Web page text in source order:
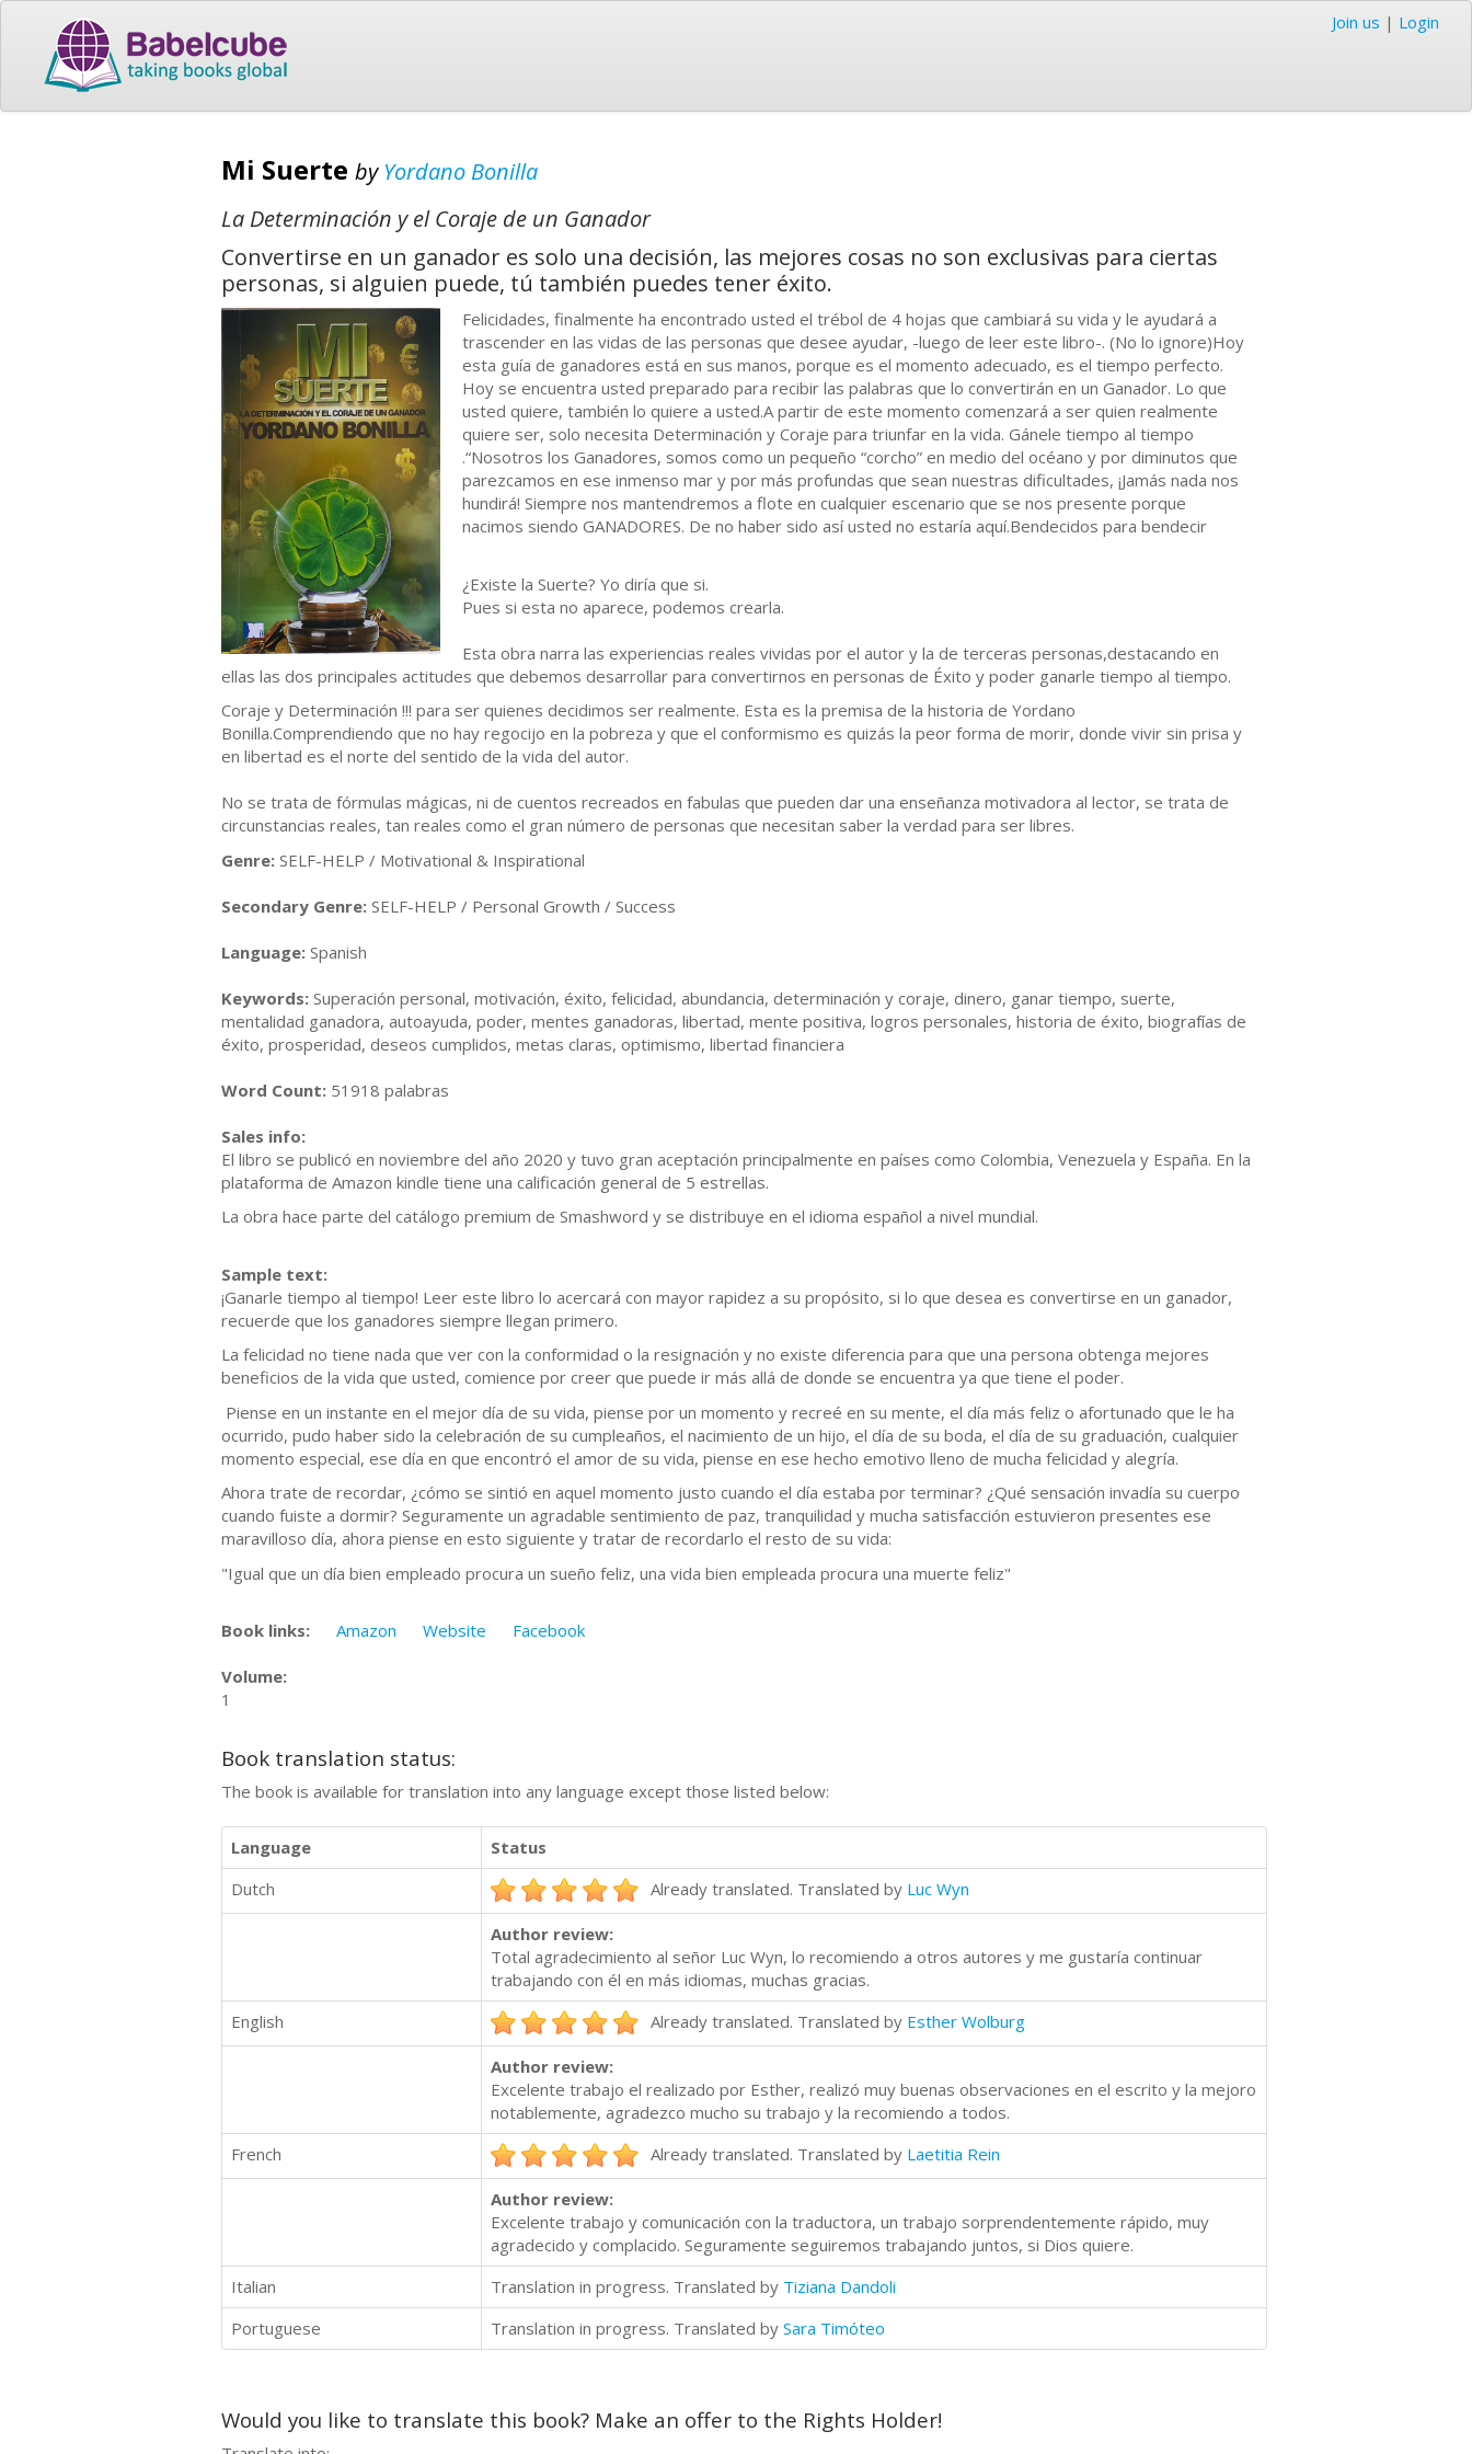
Join us | Login
Mi Suerte by Yordano Bonilla
La Determinación y el Coraje de un Ganador
Convertirse en un ganador es solo una decisión, las mejores cosas no son exclusivas para ciertas
personas, si alguien puede, tú también puedes tener éxito.
Felicidades, finalmente ha encontrado usted el trébol de 4 hojas que cambiará su vida y le ayudará a
trascender en las vidas de las personas que desee ayudar, -luego de leer este libro-. (No lo ignore)Hoy
esta guía de ganadores está en sus manos, porque es el momento adecuado, es el tiempo perfecto.
Hoy se encuentra usted preparado para recibir las palabras que lo convertirán en un Ganador. Lo que
usted quiere, también lo quiere a usted.A partir de este momento comenzará a ser quien realmente
quiere ser, solo necesita Determinación y Coraje para triunfar en la vida. Gánele tiempo al tiempo
.“Nosotros los Ganadores, somos como un pequeño “corcho” en medio del océano y por diminutos que
parezcamos en ese inmenso mar y por más profundas que sean nuestras dificultades, ¡Jamás nada nos
hundirá! Siempre nos mantendremos a flote en cualquier escenario que se nos presente porque
nacimos siendo GANADORES. De no haber sido así usted no estaría aquí.Bendecidos para bendecir
¿Existe la Suerte? Yo diría que si.
Pues si esta no aparece, podemos crearla.
Esta obra narra las experiencias reales vividas por el autor y la de terceras personas,destacando en
ellas las dos principales actitudes que debemos desarrollar para convertirnos en personas de Éxito y poder ganarle tiempo al tiempo.
Coraje y Determinación !!! para ser quienes decidimos ser realmente. Esta es la premisa de la historia de Yordano
Bonilla.Comprendiendo que no hay regocijo en la pobreza y que el conformismo es quizás la peor forma de morir, donde vivir sin prisa y
en libertad es el norte del sentido de la vida del autor.
No se trata de fórmulas mágicas, ni de cuentos recreados en fabulas que pueden dar una enseñanza motivadora al lector, se trata de
circunstancias reales, tan reales como el gran número de personas que necesitan saber la verdad para ser libres.
Genre: SELF-HELP / Motivational & Inspirational
Secondary Genre: SELF-HELP / Personal Growth / Success
Language: Spanish
Keywords: Superación personal, motivación, éxito, felicidad, abundancia, determinación y coraje, dinero, ganar tiempo, suerte,
mentalidad ganadora, autoayuda, poder, mentes ganadoras, libertad, mente positiva, logros personales, historia de éxito, biografías de
éxito, prosperidad, deseos cumplidos, metas claras, optimismo, libertad financiera
Word Count: 51918 palabras
Sales info:
El libro se publicó en noviembre del año 2020 y tuvo gran aceptación principalmente en países como Colombia, Venezuela y España. En la
plataforma de Amazon kindle tiene una calificación general de 5 estrellas.
La obra hace parte del catálogo premium de Smashword y se distribuye en el idioma español a nivel mundial.
Sample text:
¡Ganarle tiempo al tiempo! Leer este libro lo acercará con mayor rapidez a su propósito, si lo que desea es convertirse en un ganador,
recuerde que los ganadores siempre llegan primero.
La felicidad no tiene nada que ver con la conformidad o la resignación y no existe diferencia para que una persona obtenga mejores
beneficios de la vida que usted, comience por creer que puede ir más allá de donde se encuentra ya que tiene el poder.
Piense en un instante en el mejor día de su vida, piense por un momento y recreé en su mente, el día más feliz o afortunado que le ha
ocurrido, pudo haber sido la celebración de su cumpleaños, el nacimiento de un hijo, el día de su boda, el día de su graduación, cualquier
momento especial, ese día en que encontró el amor de su vida, piense en ese hecho emotivo lleno de mucha felicidad y alegría.
Ahora trate de recordar, ¿cómo se sintió en aquel momento justo cuando el día estaba por terminar? ¿Qué sensación invadía su cuerpo
cuando fuiste a dormir? Seguramente un agradable sentimiento de paz, tranquilidad y mucha satisfacción estuvieron presentes ese
maravilloso día, ahora piense en esto siguiente y tratar de recordarlo el resto de su vida:
"Igual que un día bien empleado procura un sueño feliz, una vida bien empleada procura una muerte feliz"
Book links: Amazon Website Facebook
Volume:
1
Book translation status:
The book is available for translation into any language except those listed below:
Language
Status
Dutch
Already translated. Translated by Luc Wyn
Author review:
Total agradecimiento al señor Luc Wyn, lo recomiendo a otros autores y me gustaría continuar
trabajando con él en más idiomas, muchas gracias.
English
Already translated. Translated by Esther Wolburg
Author review:
Excelente trabajo el realizado por Esther, realizó muy buenas observaciones en el escrito y la mejoro
notablemente, agradezco mucho su trabajo y la recomiendo a todos.
French
Already translated. Translated by Laetitia Rein
Author review:
Excelente trabajo y comunicación con la traductora, un trabajo sorprendentemente rápido, muy
agradecido y complacido. Seguramente seguiremos trabajando juntos, si Dios quiere.
Italian
Translation in progress. Translated by Tiziana Dandoli
Portuguese
Translation in progress. Translated by Sara Timóteo
Would you like to translate this book? Make an offer to the Rights Holder!